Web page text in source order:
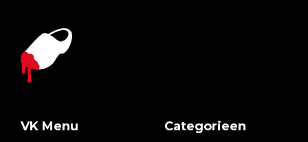
VK Menu Categorieen